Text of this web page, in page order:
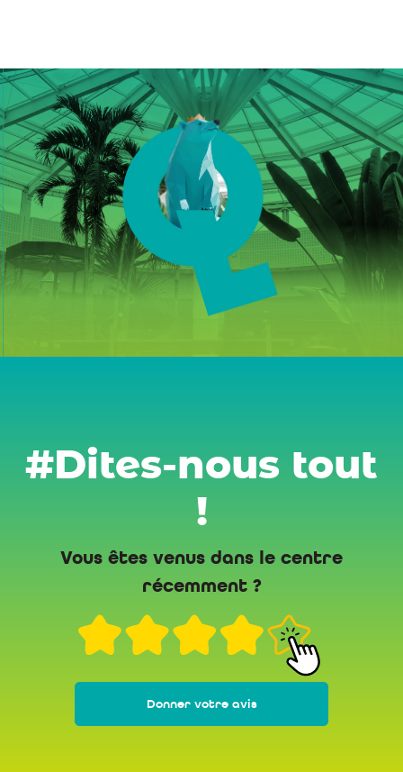
#Dites-nous tout
!
Vous êtes venus dans le centre
récemment ?
Donner votre avis